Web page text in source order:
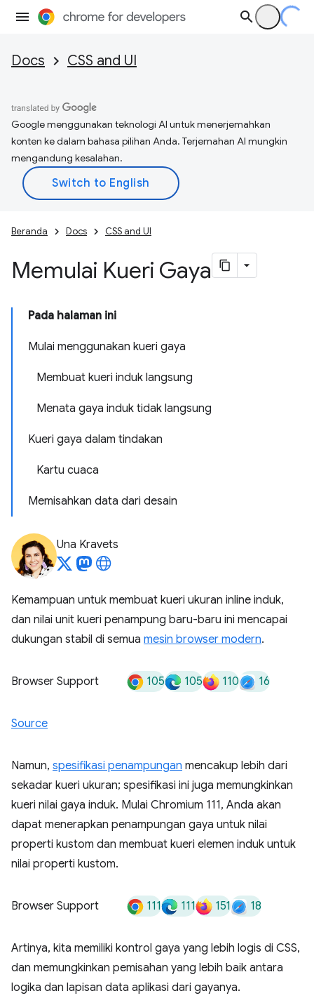
Docs CSS and UI
Google menggunakan teknologi AI untuk menerjemahkan
konten ke dalam bahasa pilihan Anda. Terjemahan AI mungkin
mengandung kesalahan.
Beranda Docs CSS and UI
Memulai Kueri Gaya
Pada halaman ini
Mulai menggunakan kueri gaya
Membuat kueri induk langsung
Menata gaya induk tidak langsung
Kueri gaya dalam tindakan
Kartu cuaca
Memisahkan data dari desain
Una Kravets
Kemampuan untuk membuat kueri ukuran inline induk,
dan nilai unit kueri penampung baru-baru ini mencapai
dukungan stabil di semua mesin browser modern.
Browser Support 105 105 110 16
Source
Namun, spesifikasi penampungan mencakup lebih dari
sekadar kueri ukuran; spesifikasi ini juga memungkinkan
kueri nilai gaya induk. Mulai Chromium 111, Anda akan
dapat menerapkan penampungan gaya untuk nilai
properti kustom dan membuat kueri elemen induk untuk
nilai properti kustom.
Browser Support 111 111 151 18
Artinya, kita memiliki kontrol gaya yang lebih logis di CSS,
dan memungkinkan pemisahan yang lebih baik antara
logika dan lapisan data aplikasi dari gayanya.